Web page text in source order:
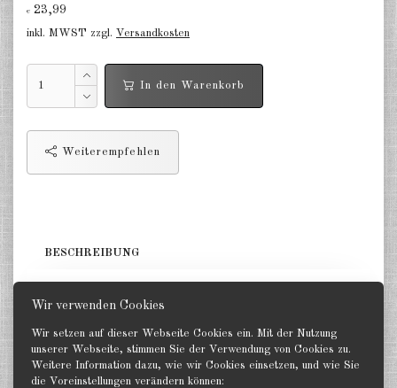
Wir verwenden Cookies
Wir setzen auf dieser Webseite Cookies ein. Mit der Nutzung
unserer Webseite, stimmen Sie der Verwendung von Cookies zu.
Weitere Information dazu, wie wir Cookies einsetzen, und wie Sie
die Voreinstellungen verändern können:
Niederlande 1:2400
€ 23,99
inkl. MWST zzgl. Versandkosten
In den Warenkorb
Weiterempfehlen
BESCHREIBUNG
Zurück